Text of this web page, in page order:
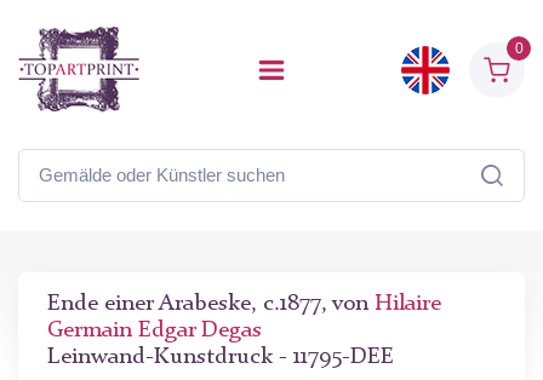
0
Ende einer Arabeske, c.1877, von Hilaire
Germain Edgar Degas
Leinwand-Kunstdruck - 11795-DEE